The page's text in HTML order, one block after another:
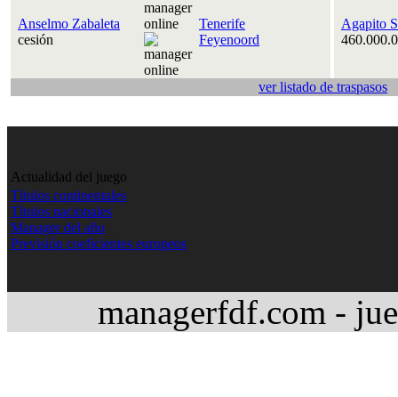
Anselmo Zabaleta
cesión
Tenerife
Feyenoord
Agapito
ver listado de traspasos
Actualidad del juego
Títulos continentales
Títulos nacionales
Manager del año
Previsión coeficientes europeos
managerfdf.com -